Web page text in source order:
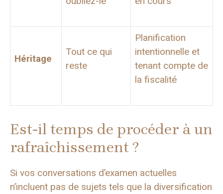
Héritage
Tout ce qui
reste
Planification
intentionnelle et
tenant compte de
la fiscalité
Est-il temps de procéder à un
rafraîchissement ?
Si vos conversations d’examen actuelles
n’incluent pas de sujets tels que la diversification